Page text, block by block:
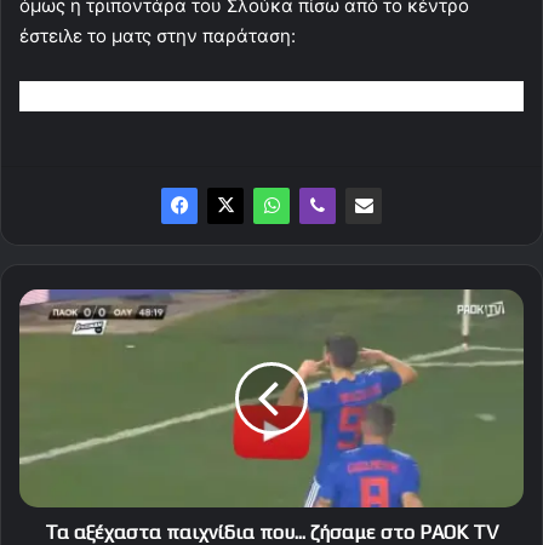
όμως η τριποντάρα του Σλούκα πίσω από το κέντρο
έστειλε το ματς στην παράταση:
Τα
αξέχαστα
PAOK
(video)
Τα αξέχαστα παιχνίδια που... ζήσαμε στο PAOK TV